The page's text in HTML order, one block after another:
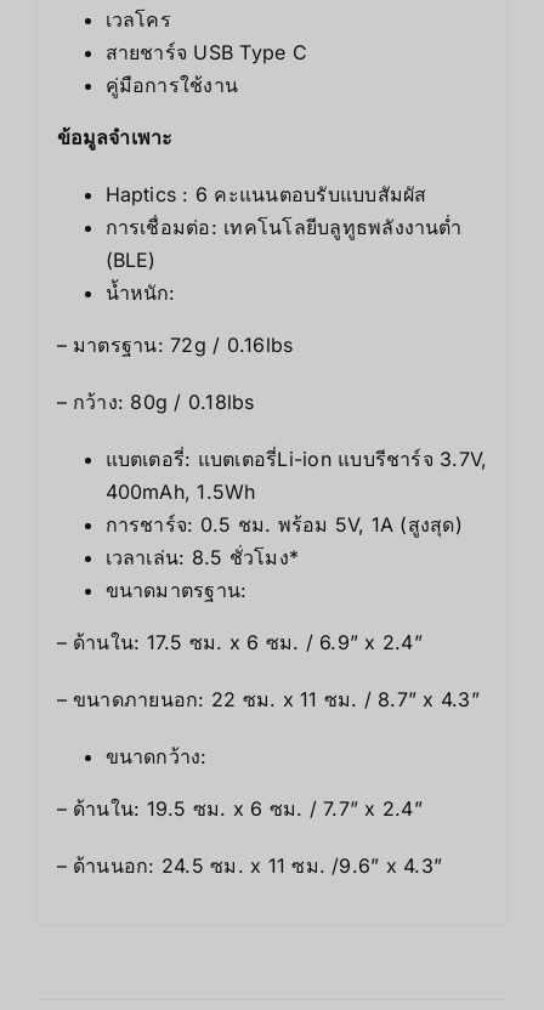
เวลโคร
สายชาร์จ USB Type C
คู่มือการใช้งาน
ข้อมูลจำเพาะ
Haptics : 6 คะแนนตอบรับแบบสัมผัส
การเชื่อมต่อ: เทคโนโลยีบลูทูธพลังงานต่ำ
(BLE)
น้ำหนัก:
– มาตรฐาน: 72g / 0.16lbs
– กว้าง: 80g / 0.18lbs
แบตเตอรี่: แบตเตอรี่Li-ion แบบรีชาร์จ 3.7V,
400mAh, 1.5Wh
การชาร์จ: 0.5 ชม. พร้อม 5V, 1A (สูงสุด)
เวลาเล่น: 8.5 ชั่วโมง*
ขนาดมาตรฐาน:
– ด้านใน: 17.5 ซม. x 6 ซม. / 6.9” x 2.4”
– ขนาดภายนอก: 22 ซม. x 11 ซม. / 8.7” x 4.3”
ขนาดกว้าง:
– ด้านใน: 19.5 ซม. x 6 ซม. / 7.7” x 2.4”
– ด้านนอก: 24.5 ซม. x 11 ซม. /9.6” x 4.3”